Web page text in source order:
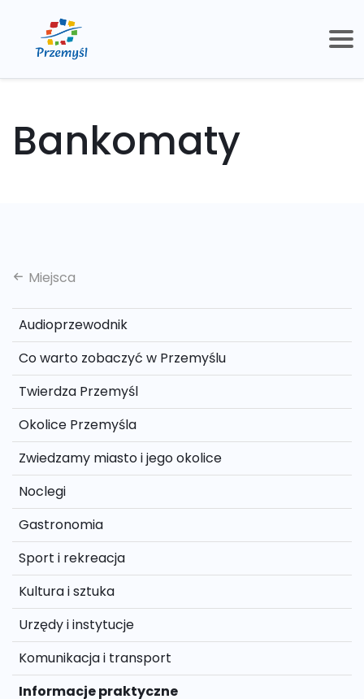
Bankomaty
Miejsca
Audioprzewodnik
Co warto zobaczyć w Przemyślu
Twierdza Przemyśl
Okolice Przemyśla
Zwiedzamy miasto i jego okolice
Noclegi
Gastronomia
Sport i rekreacja
Kultura i sztuka
Urzędy i instytucje
Komunikacja i transport
Informacje praktyczne